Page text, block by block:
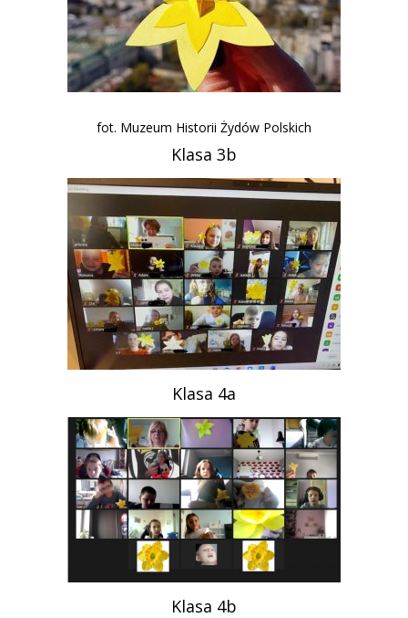
fot. Muzeum Historii Żydów Polskich
Klasa 3b
Klasa 4a
Klasa 4b